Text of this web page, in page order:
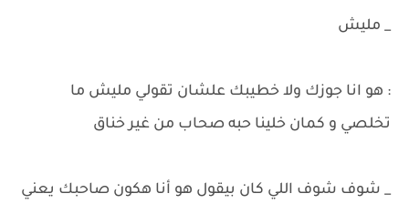
_ مليش
: هو انا جوزك ولا خطيبك علشان تقولي مليش ما
تخلصي و كمان خلينا حبه صحاب من غير خناق
_ شوف شوف اللي كان بيقول هو أنا هكون صاحبك يعني